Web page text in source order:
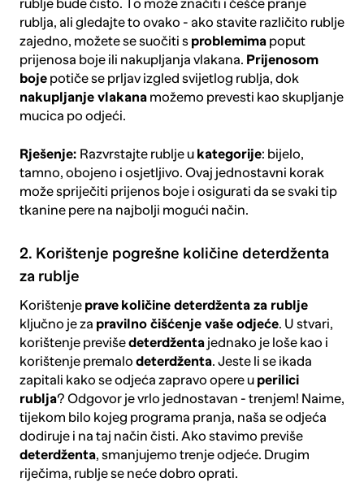
rublje bude čisto. To može značiti i češće pranje
rublja, ali gledajte to ovako - ako stavite različito rublje
zajedno, možete se suočiti s problemimapoput
prijenosa boje ili nakupljanja vlakana. Prijenosom
bojepotiče se prljav izgled svijetlog rublja, dok
nakupljanje vlakanamožemo prevesti kao skupljanje
mucica po odjeći.
Rješenje: Razvrstajte rublje u kategorije: bijelo,
tamno, obojeno i osjetljivo. Ovaj jednostavni korak
može spriječiti prijenos boje i osigurati da se svaki tip
tkanine pere na najbolji mogući način.
2. Korištenje pogrešne količine deterdženta
za rublje
Korištenje prave količine deterdženta za rublje
ključno je za pravilno čišćenje vaše odjeće. U stvari,
korištenje previšedeterdžentajednako je loše kao i
korištenje premalo deterdženta. Jeste li se ikada
zapitali kako se odjeća zapravo opere u perilici
rublja? Odgovor je vrlo jednostavan - trenjem! Naime,
tijekom bilo kojeg programa pranja, naša se odjeća
dodiruje i na taj način čisti. Ako stavimo previše
deterdženta, smanjujemo trenje odjeće. Drugim
riječima, rublje se neće dobro oprati.